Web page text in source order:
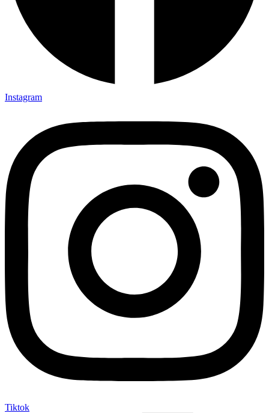
Instagram
Tiktok